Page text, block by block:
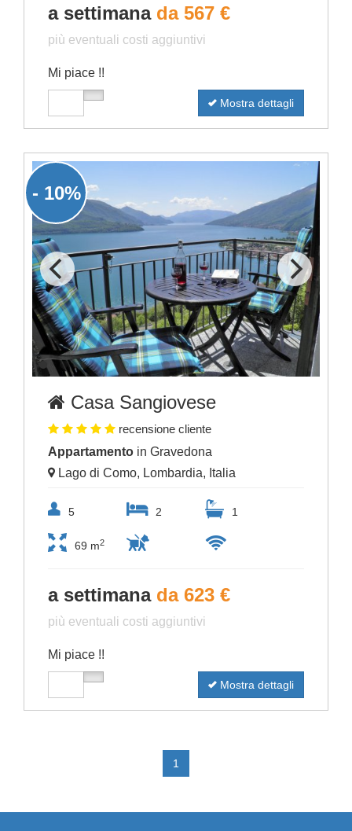
a settimana da 567 €
più eventuali costi aggiuntivi
Mi piace !!
Mostra dettagli
- 10%
Casa Sangiovese
recensione cliente
Appartamento in Gravedona
Lago di Como, Lombardia, Italia
5 2 1
69 m2
a settimana da 623 €
più eventuali costi aggiuntivi
Mi piace !!
Mostra dettagli
1